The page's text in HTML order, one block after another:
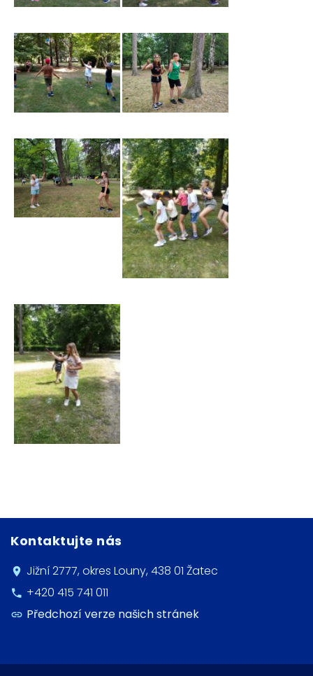
Kontaktujte nás
Jižní 2777, okres Louny, 438 01 Žatec
+420 415 741 011
Předchozí verze našich stránek